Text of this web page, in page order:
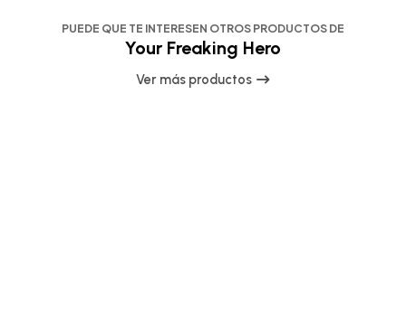
PUEDE QUE TE INTERESEN OTROS PRODUCTOS DE
Your Freaking Hero
Ver más productos